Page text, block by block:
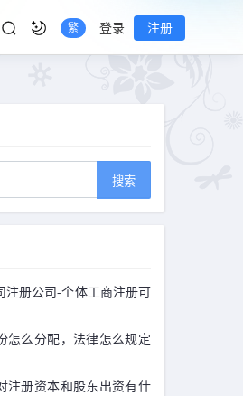
繁 登录 注册
注册公司-个体工商注册可
怎么分配，法律怎么规定
注册资本和股东出资有什